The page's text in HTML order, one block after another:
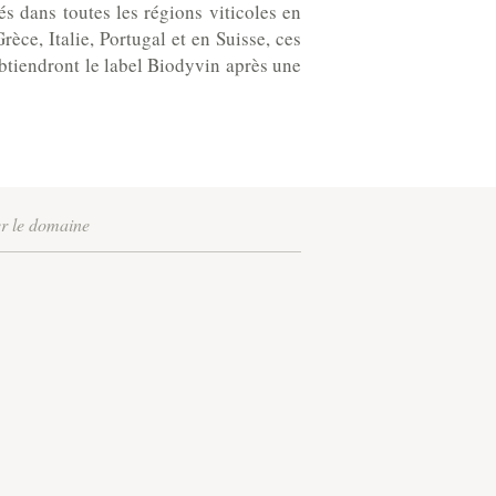
dans toutes les régions viticoles en
Italie, Portugal et en Suisse, ces
le label Biodyvin après une
le domaine